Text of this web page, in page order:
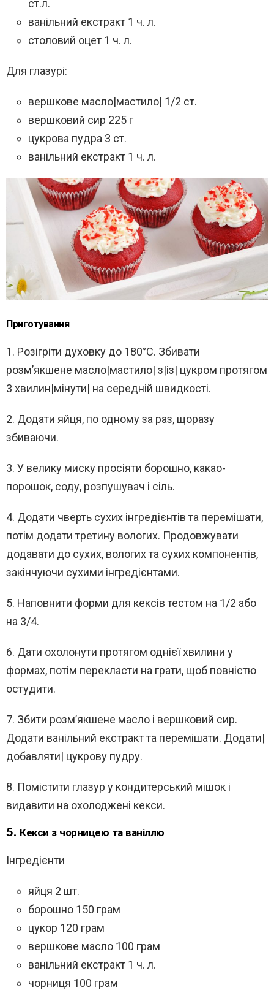
ст.л.
ванільний екстракт 1 ч. л.
столовий оцет 1 ч. л.
Для глазурі:
вершкове масло|мастило| 1/2 ст.
вершковий сир 225 г
цукрова пудра 3 ст.
ванільний екстракт 1 ч. л.
Приготування
1. Розігріти духовку до 180°С. Збивати
розм’якшене масло|мастило| з|із| цукром протягом
3 хвилин|мінути| на середній швидкості.
2. Додати яйця, по одному за раз, щоразу
збиваючи.
3. У велику миску просіяти борошно, какао-
порошок, соду, розпушувач і сіль.
4. Додати чверть сухих інгредієнтів та перемішати,
потім додати третину вологих. Продовжувати
додавати до сухих, вологих та сухих компонентів,
закінчуючи сухими інгредієнтами.
5. Наповнити форми для кексів тестом на 1/2 або
на 3/4.
6. Дати охолонути протягом однієї хвилини у
формах, потім перекласти на грати, щоб повністю
остудити.
7. Збити розм’якшене масло і вершковий сир.
Додати ванільний екстракт та перемішати. Додати|
добавляти| цукрову пудру.
8. Помістити глазур у кондитерський мішок і
видавити на охолоджені кекси.
5. Кекси з чорницею та ваніллю
Інгредієнти
яйця 2 шт.
борошно 150 грам
цукор 120 грам
вершкове масло 100 грам
ванільний екстракт 1 ч. л.
чорниця 100 грам